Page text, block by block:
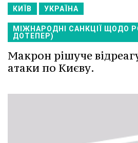
КИЇВ УКРАЇНА
МІЖНАРОДНІ САНКЦІЇ ЩОДО
ДОТЕПЕР)
Макрон рішуче
атаки по Києву.